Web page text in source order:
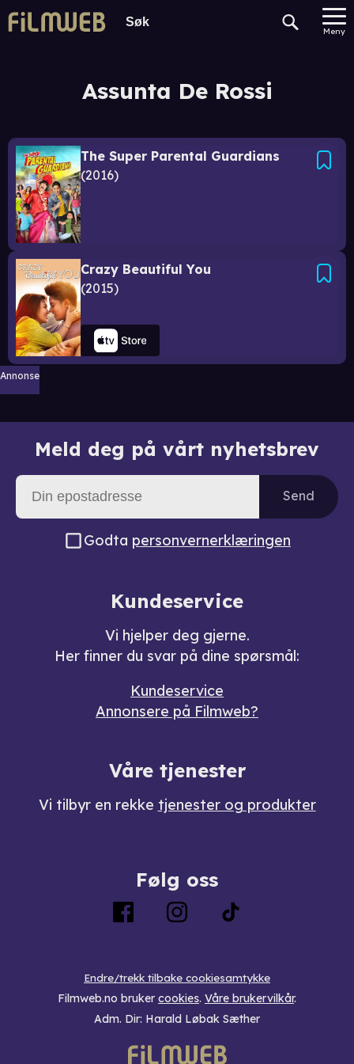
Meny
Assunta De Rossi
The Super Parental Guardians
2016
Crazy Beautiful You
2015
Annonse
Meld deg på vårt nyhetsbrev
Send
Godta personvernerklæringen
Kundeservice
Vi hjelper deg gjerne.
Her finner du svar på dine spørsmål:
Kundeservice
Annonsere på Filmweb?
Våre tjenester
Vi tilbyr en rekke tjenester og produkter
Følg oss
Endre/trekk tilbake cookiesamtykke
Filmweb.no bruker cookies. Våre brukervilkår.
Adm. Dir: Harald Løbak Sæther